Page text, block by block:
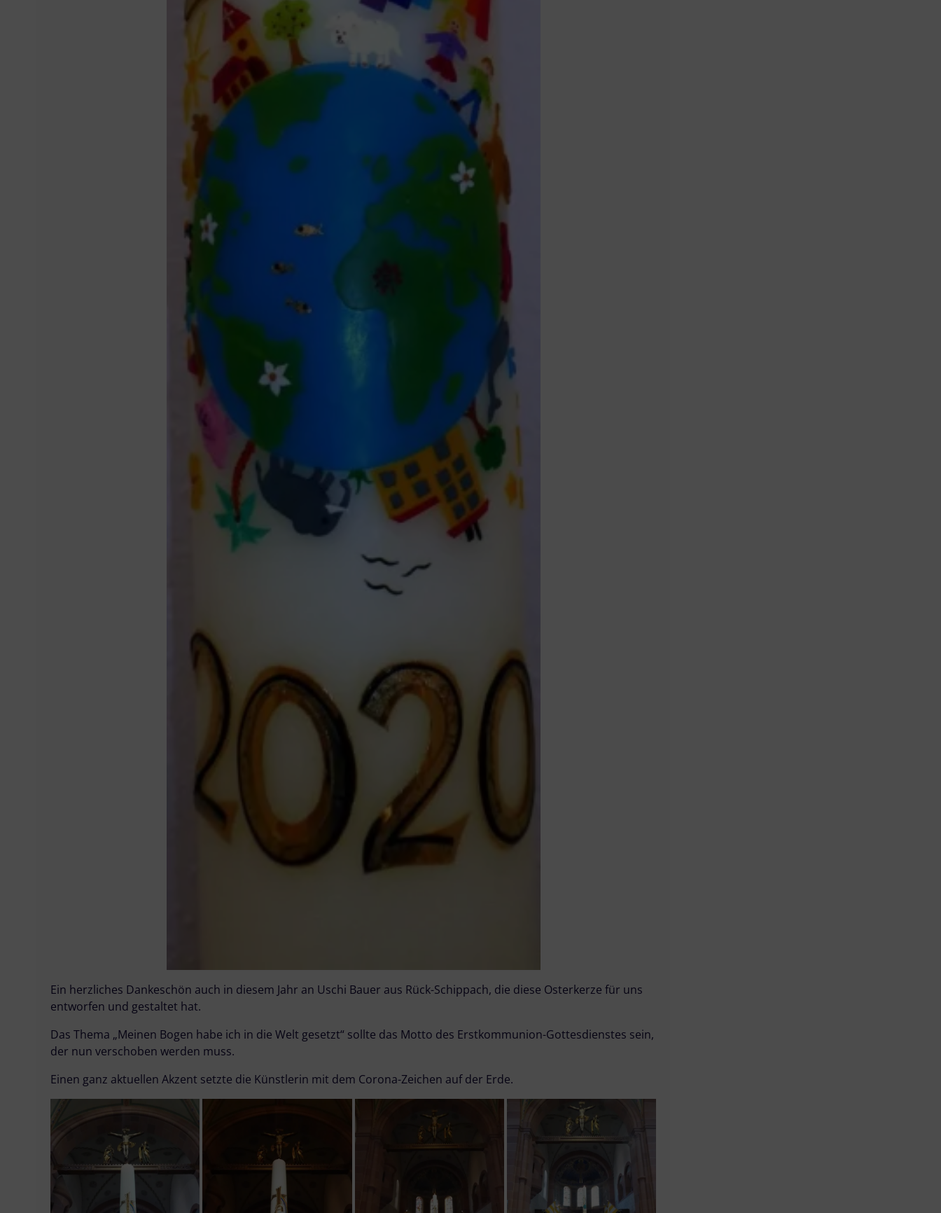
Ein herzliches Dankeschön auch in diesem Jahr an Uschi Bauer aus Rück-Schippach, die diese Osterkerze für uns
entworfen und gestaltet hat.
Das Thema „Meinen Bogen habe ich in die Welt gesetzt“ sollte das Motto des Erstkommunion-Gottesdienstes sein,
der nun verschoben werden muss.
Einen ganz aktuellen Akzent setzte die Künstlerin mit dem Corona-Zeichen auf der Erde.